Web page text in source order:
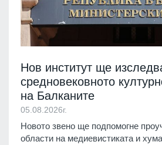
Нов институт ще
средновековното
на Балканите
05.08.2026г.
Новото звено ще подпомогне
области на медиевистиката и